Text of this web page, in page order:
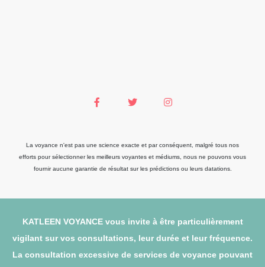
La voyance n'est pas une science exacte et par conséquent, malgré tous nos
efforts pour sélectionner les meilleurs voyantes et médiums, nous ne pouvons vous
fournir aucune garantie de résultat sur les prédictions ou leurs datations.
KATLEEN VOYANCE vous invite à être particulièrement
vigilant sur vos consultations, leur durée et leur fréquence.
La consultation excessive de services de voyance pouvant